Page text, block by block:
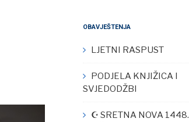
OBAVJEŠTENJA
LJETNI RASPUST
PODJELA KNJIŽICA I
SVJEDODŽBI
☪︎ SRETNA NOVA 1448.